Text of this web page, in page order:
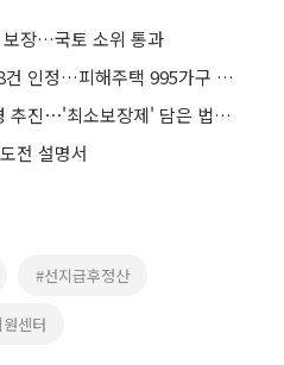
보장…국토 소위 통과
3월 전세사기 피해자 등 698건 인정…피해주택 995가구 매입
'전세사기 피해자 지원' 추경 추진⋯'최소보장제' 담은 법은 국회 계류
전 설명서
#선지급후정산
센터